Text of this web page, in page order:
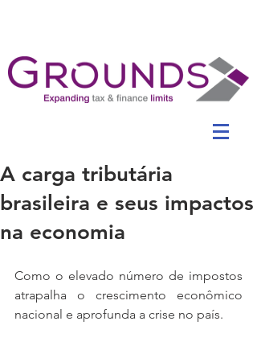
A carga tributária
brasileira e seus impactos
na economia
Como o elevado número de impostos
atrapalha o crescimento econômico
nacional e aprofunda a crise no país.